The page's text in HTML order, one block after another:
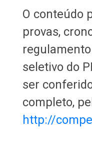
O conteúdo
provas,
seletivo do
ser
completo,
http://